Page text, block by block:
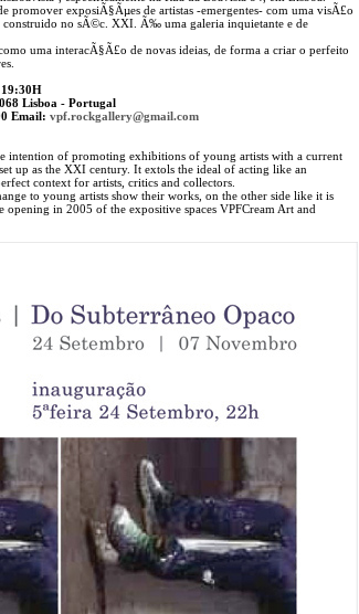
promover exposiÃ§Ãµes de artistas -emergentes- com uma visÃ£o
construido no sÃ©c. XXI. Ã‰ uma galeria inquietante e de
uma interacÃ§Ã£o de novas ideias, de forma a criar o perfeito
19:30H
Lisboa - Portugal
Email: vpf.rockgallery@gmail.com
intention of promoting exhibitions of young artists with a current
up as the XXI century. It extols the ideal of acting like an
context for artists, critics and collectors.
to young artists show their works, on the other side like it is
opening in 2005 of the expositive spaces VPFCream Art and